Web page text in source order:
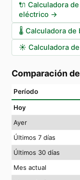
🔌 Calculadora
eléctrico →
🌡️ Calculadora de
☀️ Calculadora
Comparación
Período
Hoy
Ayer
Últimos 7 días
Últimos 30 días
Mes actual